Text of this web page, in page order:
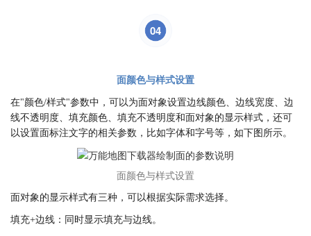
04
面颜色与样式设置
在"颜色/样式"参数中，可以为面对象设置边线颜色、边线宽度、边
线不透明度、填充颜色、填充不透明度和面对象的显示样式，还可
以设置面标注文字的相关参数，比如字体和字号等，如下图所示。
面颜色与样式设置
面对象的显示样式有三种，可以根据实际需求选择。
填充+边线：同时显示填充与边线。